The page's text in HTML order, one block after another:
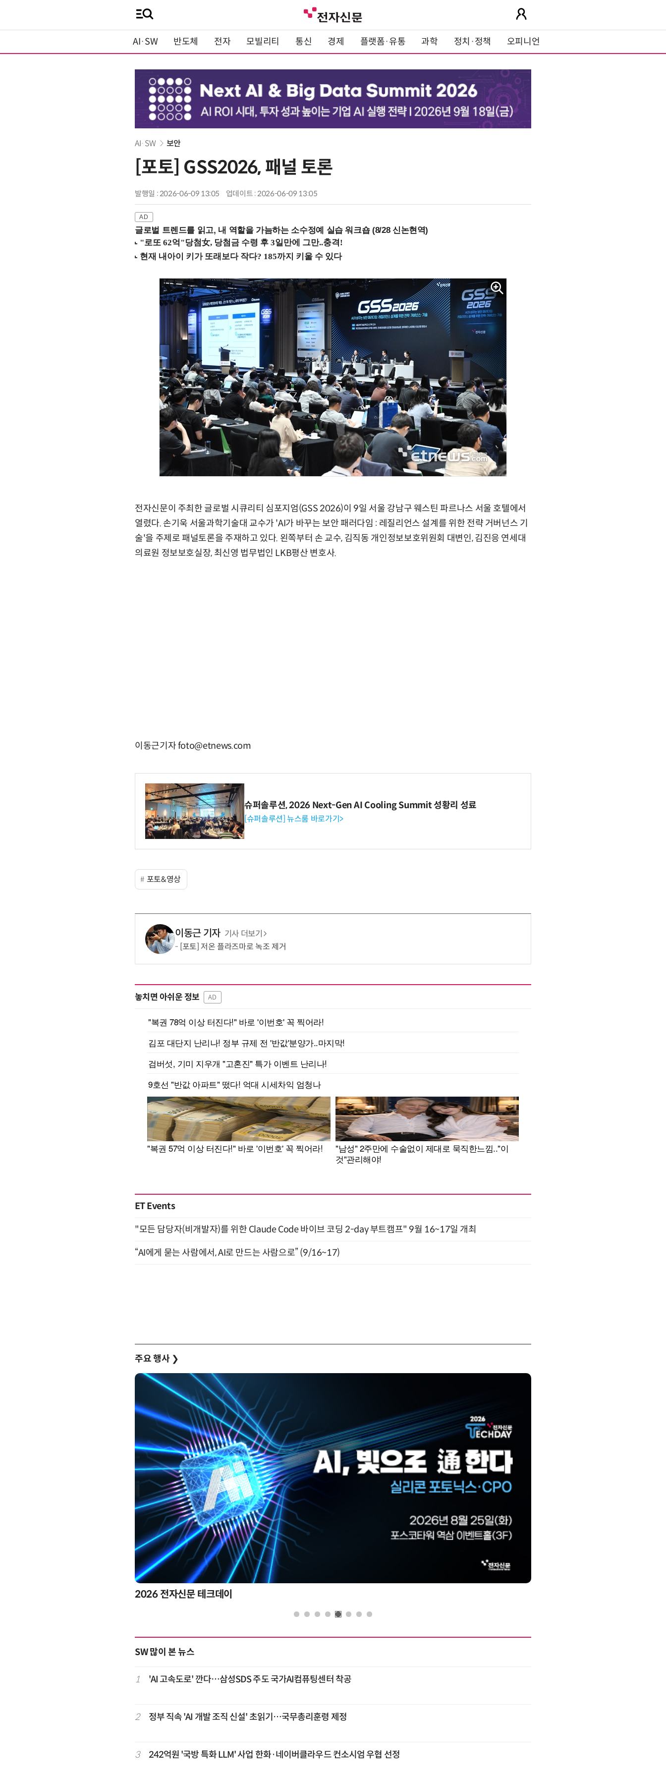
AI·SW 반도체 전자 모빌리티 통신 경제 플랫폼·유통 과학 정치·정책 오피니언
AI·SW 보안
[포토] GSS2026, 패널 토론
발행일 : 2026-06-09 13:05 업데이트 : 2026-06-09 13:05
글로벌 트렌드를 읽고, 내 역할을 가늠하는 소수정예 실습 워크숍 (8/28 신논현역)
전자신문이 주최한 글로벌 시큐리티 심포지엄(GSS 2026)이 9일 서울 강남구 웨스틴 파르나스 서울 호텔에서
열렸다. 손기욱 서울과학기술대 교수가 'AI가 바꾸는 보안 패러다임 : 레질리언스 설계를 위한 전략 거버넌스 기
술'을 주제로 패널토론을 주재하고 있다. 왼쪽부터 손 교수, 김직동 개인정보보호위원회 대변인, 김진응 연세대
의료원 정보보호실장, 최신영 법무법인 LKB평산 변호사.
이동근기자 foto@etnews.com
슈퍼솔루션, 2026 Next-Gen AI Cooling Summit 성황리 성료
[슈퍼솔루션] 뉴스룸 바로가기>
포토&영상
이동근 기자 기사 더보기
[포토] 저온 플라즈마로 녹조 제거
놓치면 아쉬운 정보 AD
ET Events
"모든 담당자(비개발자)를 위한 Claude Code 바이브 코딩 2-day 부트캠프" 9월 16~17일 개최
“AI에게 묻는 사람에서, AI로 만드는 사람으로” (9/16~17)
주요 행사 ❯
제8회 AI정부 혁신 콘퍼런스
SW 많이 본 뉴스
1 'AI 고속도로' 깐다…삼성SDS 주도 국가AI컴퓨팅센터 착공
2 정부 직속 'AI 개발 조직 신설' 초읽기…국무총리훈령 제정
3 242억원 '국방 특화 LLM' 사업 한화·네이버클라우드 컨소시엄 우협 선정